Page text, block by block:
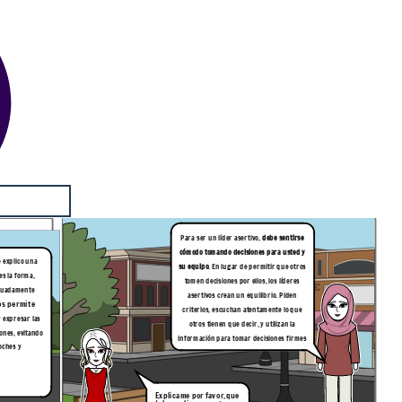
hh.. ya comprendo, te explico una
asertiva esla forma,
expresar las
evitando
y
Para ser un líder asertivo,debe sentirse
cómodo tomando decisiones para ustedy
su equipo. En lugar de permitir que otros
tomen decisiones por ellos, los líderes
asertivos crean un equilibrio. Piden
criterios, escuchan atentamente lo que
otros tienen que decir, y utilizan la
información para tomar decisiones firmes
Explicame por favor, que